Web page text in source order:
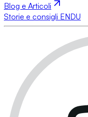
Blog e Articoli
Storie e consigli ENDU